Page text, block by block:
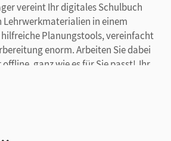
vereint Ihr digitales Schulbuch
in einem
Planungstools, vereinfacht
enorm. Arbeiten Sie dabei
ganz wie es für Sie passt! Ihr